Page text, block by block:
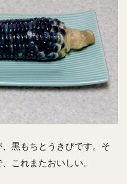
黒もちとうきびです。そ
これまたおいしい。